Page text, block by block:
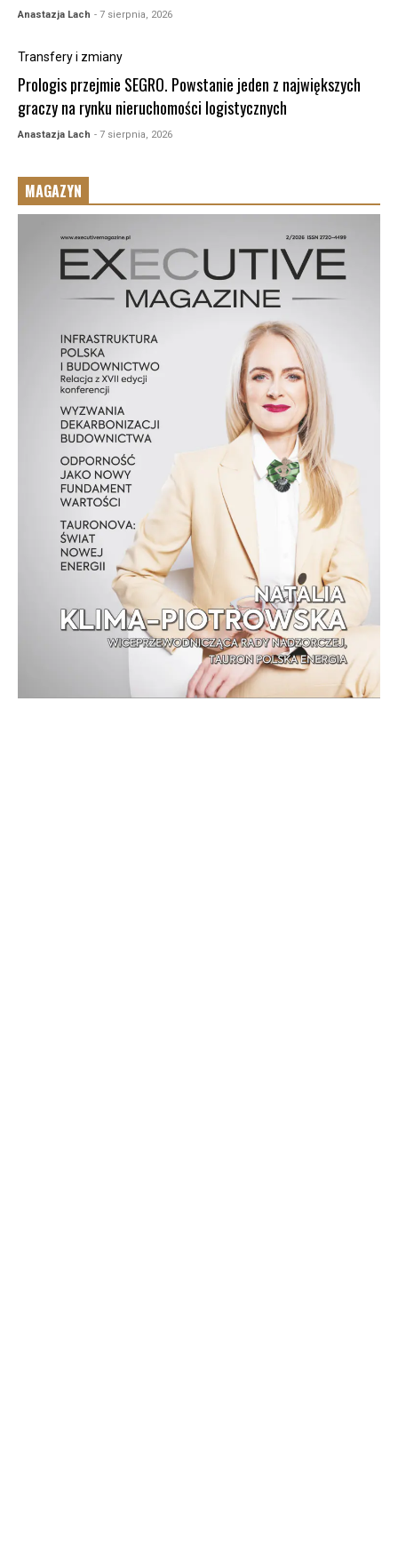
Anastazja Lach - 7 sierpnia, 2026
Transfery i zmiany
Prologis przejmie SEGRO. Powstanie jeden z największych
graczy na rynku nieruchomości logistycznych
Anastazja Lach - 7 sierpnia, 2026
MAGAZYN